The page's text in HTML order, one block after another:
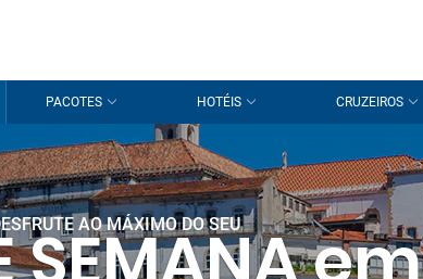
PACOTES HOTÉIS CRUZEIROS
AO MÁXIMO DO SEU